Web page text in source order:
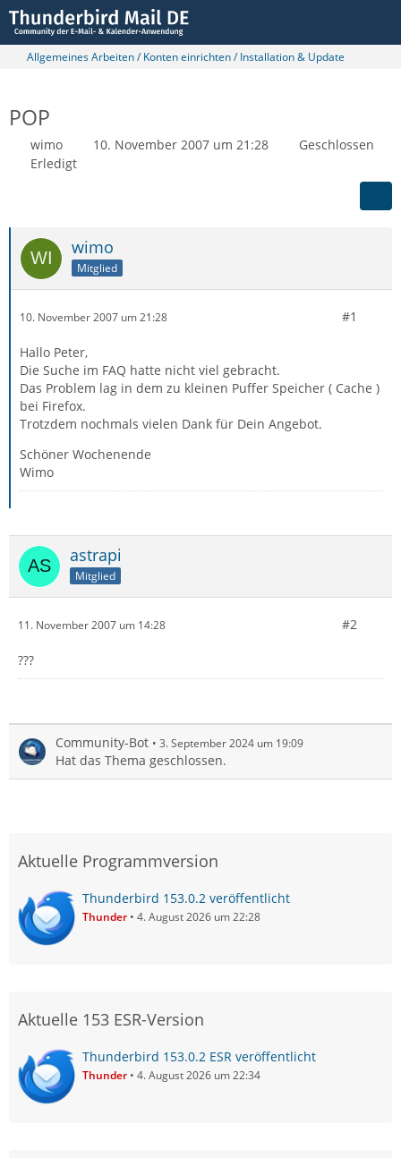
Allgemeines Arbeiten / Konten einrichten / Installation & Update
POP
wimo 10. November 2007 um 21:28
Geschlossen
Erledigt
wimo
Mitglied
10. November 2007 um 21:28 #1
Hallo Peter,
Die Suche im FAQ hatte nicht viel gebracht.
Das Problem lag in dem zu kleinen Puffer Speicher ( Cache )
bei Firefox.
Trotzdem nochmals vielen Dank für Dein Angebot.
Schöner Wochenende
Wimo
astrapi
Mitglied
11. November 2007 um 14:28 #2
???
Community-Bot 3. September 2024 um 19:09
Hat das Thema geschlossen.
Aktuelle Programmversion
Thunderbird 153.0.2 veröffentlicht
Thunder 4. August 2026 um 22:28
Aktuelle 153 ESR-Version
Thunderbird 153.0.2 ESR veröffentlicht
Thunder 4. August 2026 um 22:34